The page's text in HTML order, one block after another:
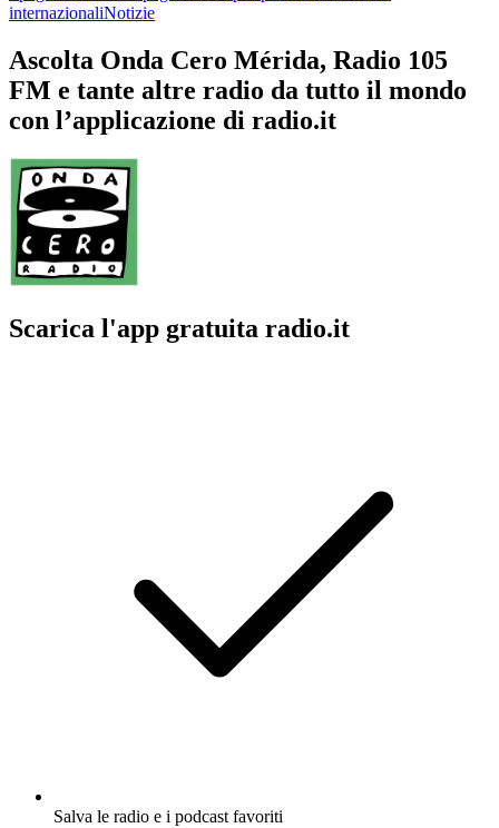
internazionaliNotizie
Ascolta Onda Cero Mérida, Radio 105
FM e tante altre radio da tutto il mondo
con l’applicazione di radio.it
Scarica l'app gratuita radio.it
Salva le radio e i podcast favoriti